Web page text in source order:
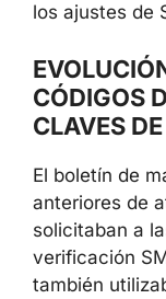
los ajustes de
CÓDIGOS
CLAVES
El boletín de
anteriores de
solicitaban a
verificación
también